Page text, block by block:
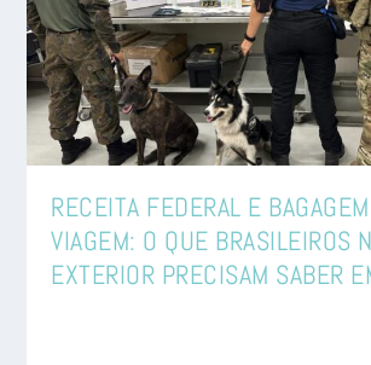
RECEITA FEDERAL E
VIAGEM: O QUE BRASILEIROS
EXTERIOR PRECISAM SABER